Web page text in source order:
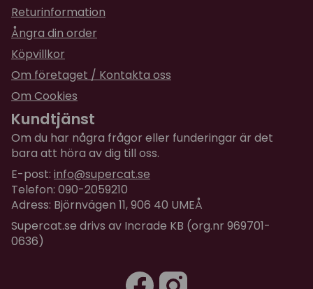
Returinformation
Ångra din order
Köpvillkor
Om företaget / Kontakta oss
Om Cookies
Kundtjänst
Om du har några frågor eller funderingar är det
bara att höra av dig till oss.
E-post: info@supercat.se
Telefon: 090-2059210
Adress: Björnvägen 11, 906 40 UMEÅ
Supercat.se drivs av Incrade KB (org.nr 969701-
0636)